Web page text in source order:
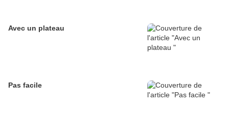
Avec un plateau
Pas facile